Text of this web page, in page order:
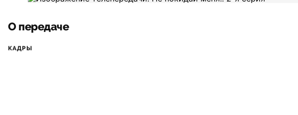
О передаче
КАДРЫ